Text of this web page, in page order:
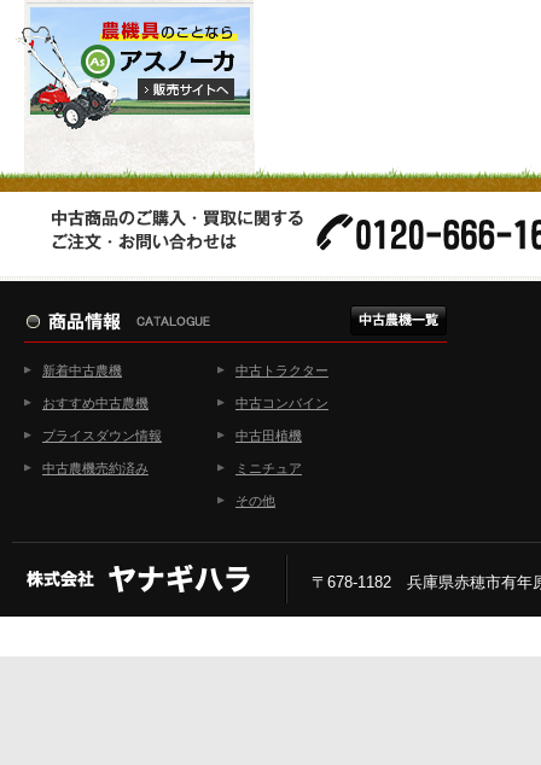
新着中古農機
おすすめ中古農機
プライスダウン情報
中古農機売約済み
中古トラクター
中古コンバイン
中古田植機
ミニチュア
その他
〒678-1182 兵庫県赤穂市有年